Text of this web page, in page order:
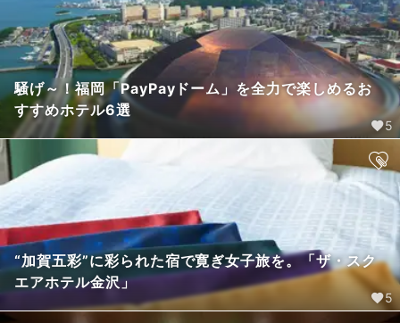
騒げ～！福岡「PayPayドーム」を全力で楽しめるお
すすめホテル6選
5
“加賀五彩”に彩られた宿で寛ぎ女子旅を。「ザ・スク
エアホテル金沢」
5